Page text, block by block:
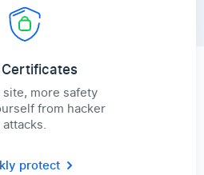
site, more safety
from hacker
attacks.
protect